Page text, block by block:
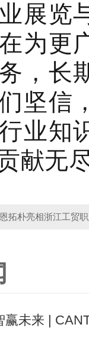
展览
为更
，长
坚信
业知
献无
拓朴亮相浙江工贸
赢未来 |